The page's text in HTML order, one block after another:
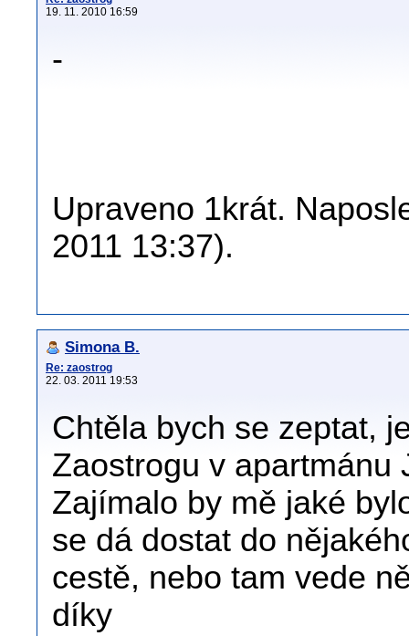
19. 11. 2010 16:59
-
Upraveno 1krát.
2011 13:37).
Simona B.
Re: zaostrog
22. 03. 2011 19:53
Chtěla bych se zeptat,
Zaostrogu v apartmánu
Zajímalo by mě jaké
se dá dostat do
cestě, nebo tam vede
díky